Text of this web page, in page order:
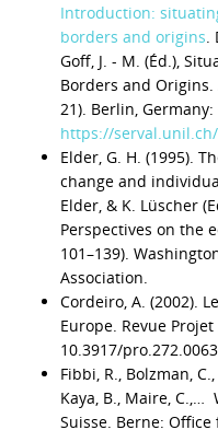
Introduction:
borders and origins.
Goff, J. - M. (Éd.),
Borders and
21). Berlin,
https://
Elder, G. H. (1995).
change and
Elder, & K. Lüscher
Perspectives on the
101–139).
Association.
Cordeiro, A. (2002).
Europe. Revue Projet
10.3917/
Fibbi, R., Bolzman,
Kaya, B., Maire, C.,…
Suisse. Berne: